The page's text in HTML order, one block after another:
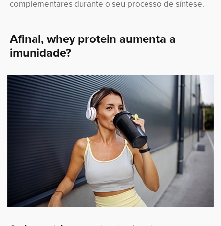
complementares durante o seu processo de síntese.
Afinal, whey protein aumenta a
imunidade?